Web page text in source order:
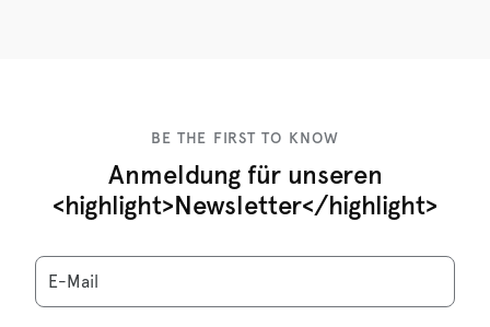
BE THE FIRST TO KNOW
Anmeldung für unseren
<highlight>Newsletter</highlight>
E-Mail